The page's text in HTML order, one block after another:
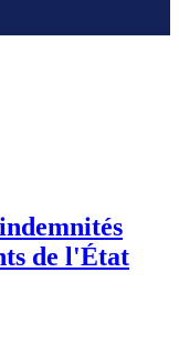
de l'État